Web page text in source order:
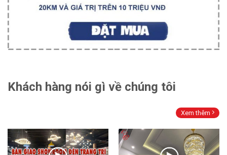
Khách hàng nói gì về chúng tôi
Xem thêm